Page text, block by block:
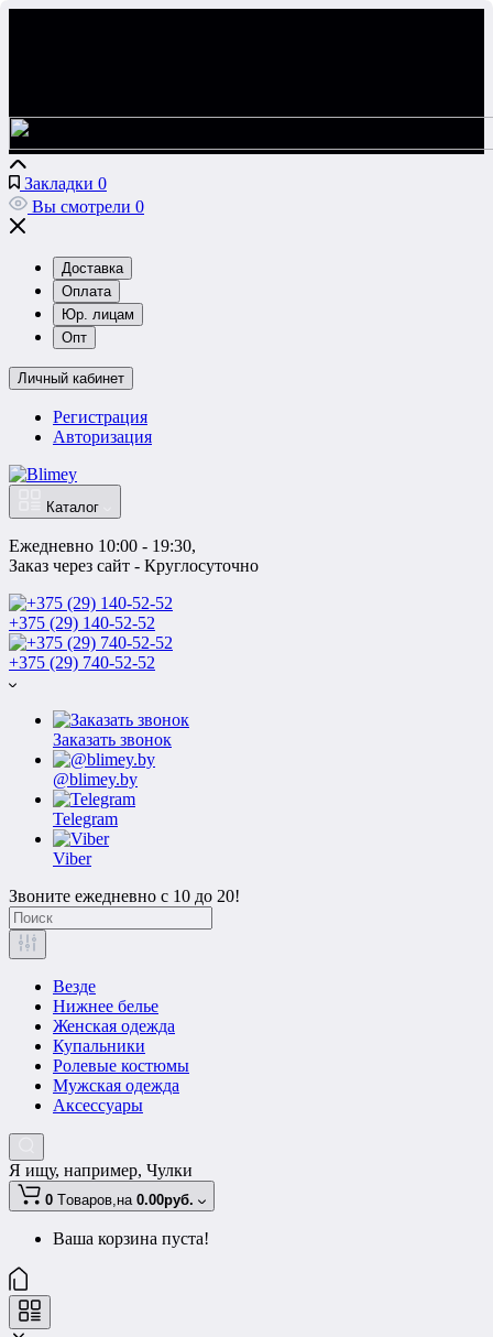
Закладки 0
Вы смотрели 0
Доставка
Оплата
Юр. лицам
Опт
Личный кабинет
Регистрация
Авторизация
Каталог
Ежедневно 10:00 - 19:30,
Заказ через сайт - Круглосуточно
+375 (29) 140-52-52
+375 (29) 740-52-52
Заказать звонок
@blimey.by
Telegram
Viber
Звоните ежедневно с 10 до 20!
Везде
Нижнее белье
Женская одежда
Купальники
Ролевые костюмы
Мужская одежда
Аксессуары
Я ищу, например, Чулки
0 Tоваров,на 0.00руб.
Ваша корзина пуста!